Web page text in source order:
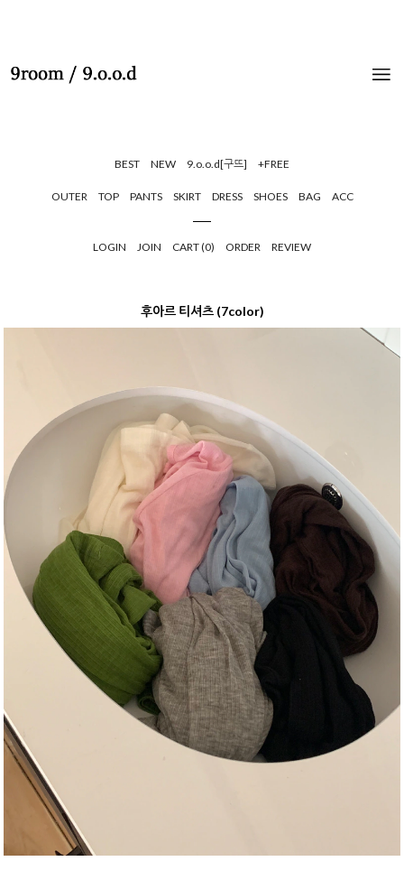
BEST NEW 9.o.o.d[구뜨] +FREE
OUTER TOP PANTS SKIRT DRESS SHOES BAG ACC
LOGIN JOIN CART (0) ORDER REVIEW
후아르 티셔츠 (7color)